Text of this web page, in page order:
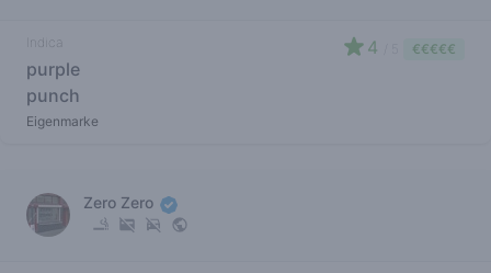
Indica
purple
punch
Eigenmarke
4 €€€€€
Zero Zero